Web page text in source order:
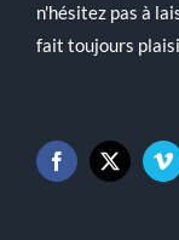
n'hésitez pas à
fait toujours